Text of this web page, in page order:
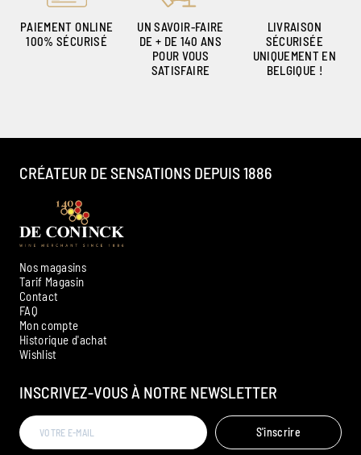
PAIEMENT ONLINE
100% SÉCURISÉ
UN SAVOIR-FAIRE
DE + DE 140 ANS
POUR VOUS
SATISFAIRE
LIVRAISON
SÉCURISÉE
UNIQUEMENT EN
BELGIQUE !
Nos magasins
Tarif Magasin
Contact
FAQ
Mon compte
Historique d'achat
Wishlist
INSCRIVEZ-VOUS À NOTRE NEWSLETTER
S'inscrire
CRÉATEUR DE SENSATIONS DEPUIS 1886